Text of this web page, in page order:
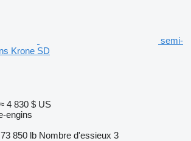
semi-
Krone SD
≈ 4 830 $ US
engins
73 850 lb Nombre d'essieux 3